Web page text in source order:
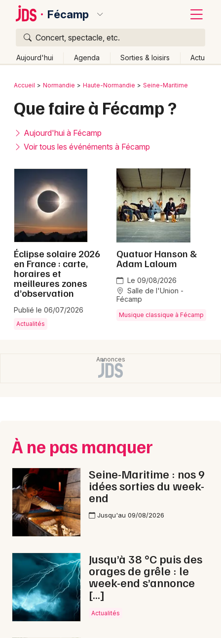
Fécamp
Concert, spectacle, etc.
Aujourd'hui Agenda Sorties & loisirs Actu
Publier un événement
Grands événements
Activité & Expérience
Manifestations
Foires & salons
Spectacles
Concerts
Sports
Soirées
Normandie
Newsletter des sorties
Artistes en tournée
Actus à Fécamp
Magazine à Fécamp
Bordeaux
Lille
Marseille
Mulhouse
Montpellier
Nantes
Nice
Paris
Strasbourg
Toulouse
Retour
Accueil Normandie Haute-Normandie Seine-Maritime
Que faire à Fécamp ?
Aujourd'hui à Fécamp
Voir tous les événéments à Fécamp
Éclipse solaire 2026
en France : carte,
horaires et
meilleures zones
d’observation
Publié le 06/07/2026
Actualités
Quatuor Hanson &
Adam Laloum
Le 09/08/2026
Salle de l'Union -
Fécamp
Musique classique à Fécamp
À ne pas manquer
Seine-Maritime : nos 9
idées sorties du week-
end
Jusqu'au 09/08/2026
Jusqu’à 38 °C puis des
orages de grêle : le
week-end s’annonce
[…]
Actualités
Quoi ?
Où ?
Haute-Normandie
Partout
Près de moi
Quand ?